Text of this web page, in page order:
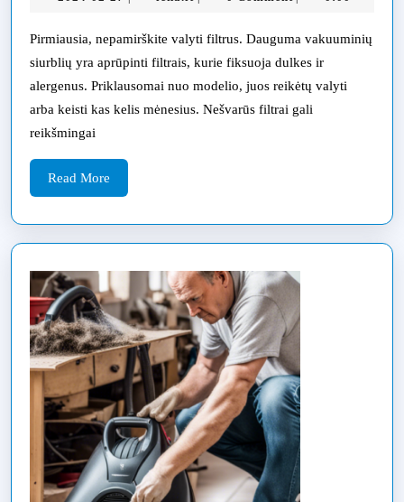
gudrybės,
kaip
taisyti
ir
prižiūrėti
Pirmiausia, nepamirškite valyti filtrus. Dauguma vakuuminių
siurblių yra aprūpinti filtrais, kurie fiksuoja dulkes ir
alergenus. Priklausomai nuo modelio, juos reikėtų valyti
arba keisti kas kelis mėnesius. Nešvarūs filtrai gali
reikšmingai
Read More
More